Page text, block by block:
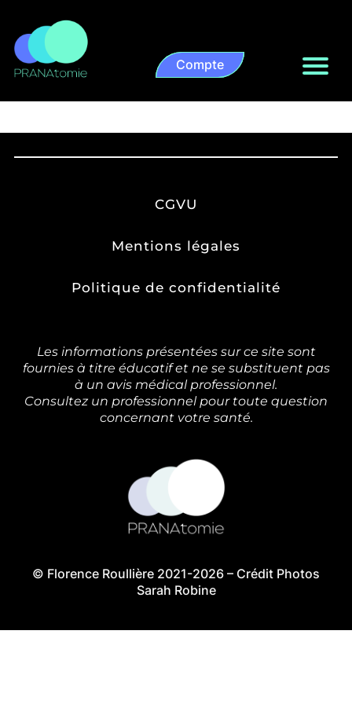
Compte
CGVU
Mentions légales
Politique de confidentialité
Les informations présentées sur ce site sont
fournies à titre éducatif et ne se substituent pas
à un avis médical professionnel.
Consultez un professionnel pour toute question
concernant votre santé.
© Florence Roullière 2021-2026 – Crédit Photos
Sarah Robine